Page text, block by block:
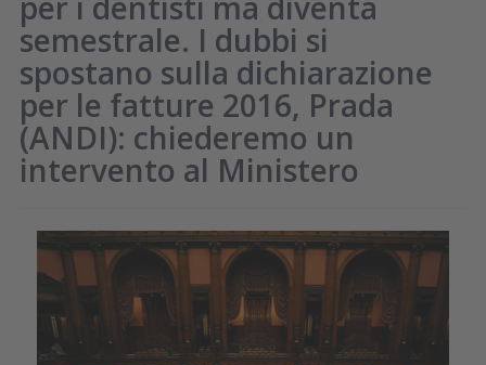
semestrale. I dubbi si
spostano sulla dichiarazione
per le fatture 2016, Prada
(ANDI): chiederemo un
intervento al Ministero